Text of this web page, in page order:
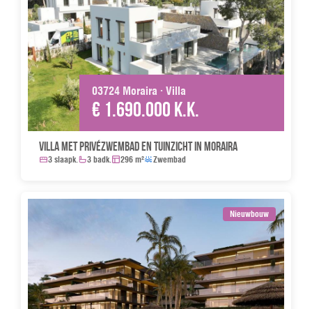
03724 Moraira · Villa
€ 1.690.000 k.k.
Villa met privézwembad en tuinzicht in Moraira
3 slaapk. 3 badk. 296 m² Zwembad
Nieuwbouw